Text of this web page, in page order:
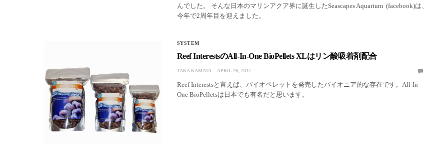
んでした。 そんな日本のマリンアクア界に誕生したSeascapes Aquarium (facebook)は、
今年で2周年目を迎えました。
SYSTEM
Reef InterestsのAll-In-One BioPellets XLはリン酸吸着剤配合
TAKA KAMATA APRIL 26, 2017
Reef Interestsと言えば、バイオペレットを発売したパイオニア的な存在です。All-In-
One BioPelletsは日本でも有名だと思います。